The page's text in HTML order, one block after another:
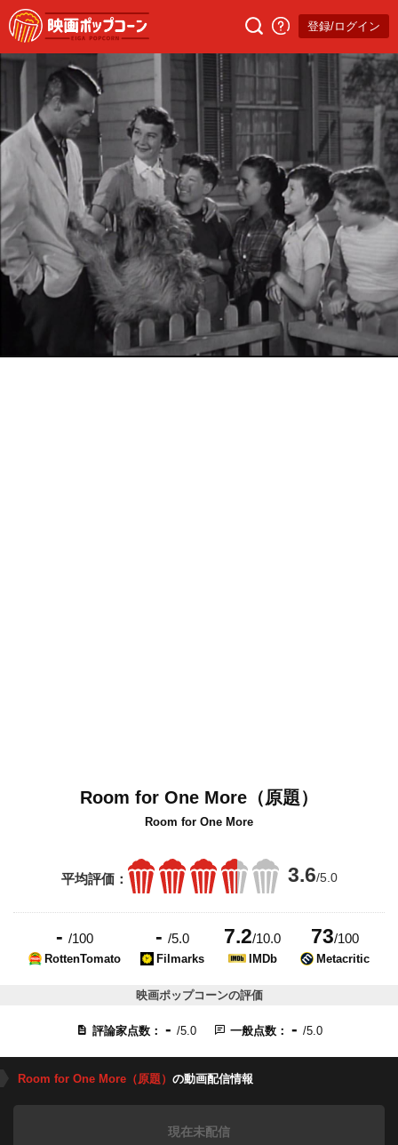
登録/ログイン
Room for One More（原題）
Room for One More
平均評価： 3.6/5.0
- /100
RottenTomato
- /5.0
Filmarks
7.2/10.0
IMDb
73/100
Metacritic
映画ポップコーンの評価
評論家点数： - /5.0 一般点数： - /5.0
Room for One More（原題） の動画配信情報
現在未配信